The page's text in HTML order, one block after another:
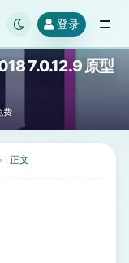
登录
7.0.12.9 原型
费
正文